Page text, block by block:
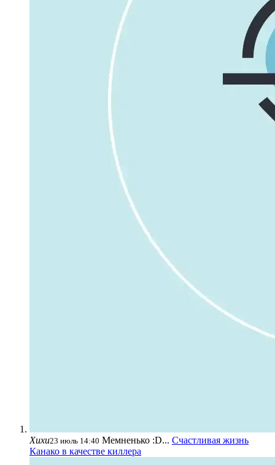
Хихи23 июль 14:40 Мемненько :D... Счастливая жизнь
Канако в качестве киллера